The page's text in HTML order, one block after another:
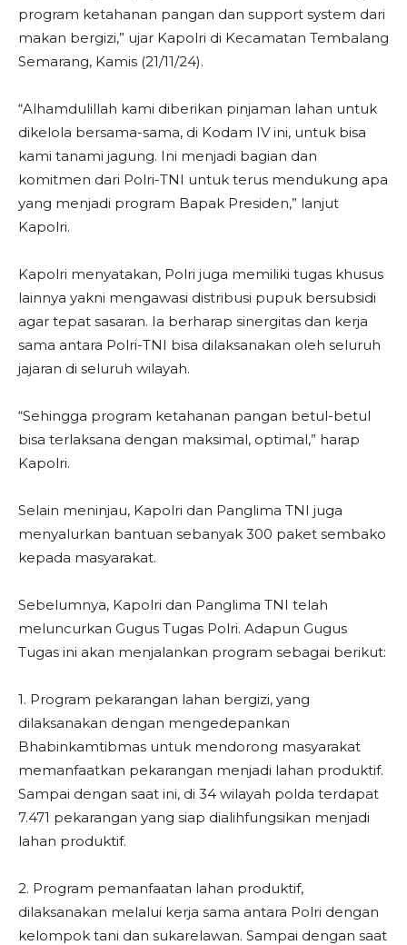
program ketahanan pangan dan support system dari
makan bergizi,” ujar Kapolri di Kecamatan Tembalang
Semarang, Kamis (21/11/24).
“Alhamdulillah kami diberikan pinjaman lahan untuk
dikelola bersama-sama, di Kodam IV ini, untuk bisa
kami tanami jagung. Ini menjadi bagian dan
komitmen dari Polri-TNI untuk terus mendukung apa
yang menjadi program Bapak Presiden,” lanjut
Kapolri.
Kapolri menyatakan, Polri juga memiliki tugas khusus
lainnya yakni mengawasi distribusi pupuk bersubsidi
agar tepat sasaran. Ia berharap sinergitas dan kerja
sama antara Polri-TNI bisa dilaksanakan oleh seluruh
jajaran di seluruh wilayah.
“Sehingga program ketahanan pangan betul-betul
bisa terlaksana dengan maksimal, optimal,” harap
Kapolri.
Selain meninjau, Kapolri dan Panglima TNI juga
menyalurkan bantuan sebanyak 300 paket sembako
kepada masyarakat.
Sebelumnya, Kapolri dan Panglima TNI telah
meluncurkan Gugus Tugas Polri. Adapun Gugus
Tugas ini akan menjalankan program sebagai berikut:
1. Program pekarangan lahan bergizi, yang
dilaksanakan dengan mengedepankan
Bhabinkamtibmas untuk mendorong masyarakat
memanfaatkan pekarangan menjadi lahan produktif.
Sampai dengan saat ini, di 34 wilayah polda terdapat
7.471 pekarangan yang siap dialihfungsikan menjadi
lahan produktif.
2. Program pemanfaatan lahan produktif,
dilaksanakan melalui kerja sama antara Polri dengan
kelompok tani dan sukarelawan. Sampai dengan saat